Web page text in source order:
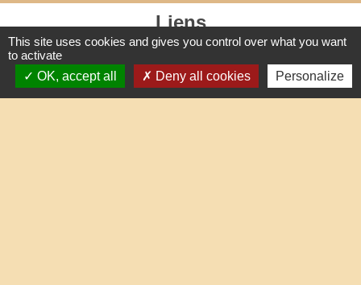
Liens
Oise mobilité
Service Public
This site uses cookies and gives you control over what you want
to activate
OK, accept all
Deny all cookies Personalize